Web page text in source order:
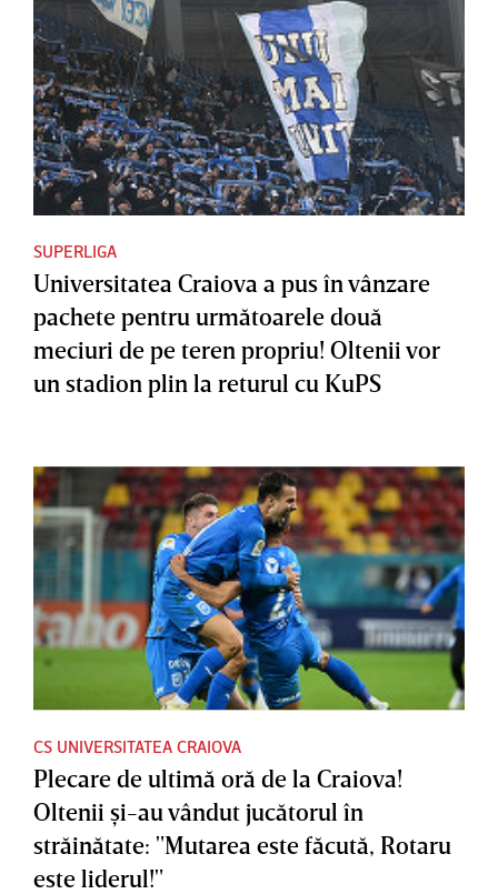
SUPERLIGA
Universitatea Craiova a pus în vânzare
pachete pentru următoarele două
meciuri de pe teren propriu! Oltenii vor
un stadion plin la returul cu KuPS
CS UNIVERSITATEA CRAIOVA
Plecare de ultimă oră de la Craiova!
Oltenii şi-au vândut jucătorul în
străinătate: "Mutarea este făcută, Rotaru
este liderul!"